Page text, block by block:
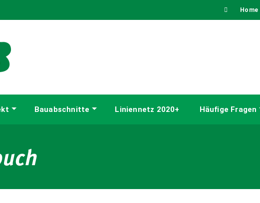
Home
Bauabschnitte Liniennetz 2020+ Häufige Fragen